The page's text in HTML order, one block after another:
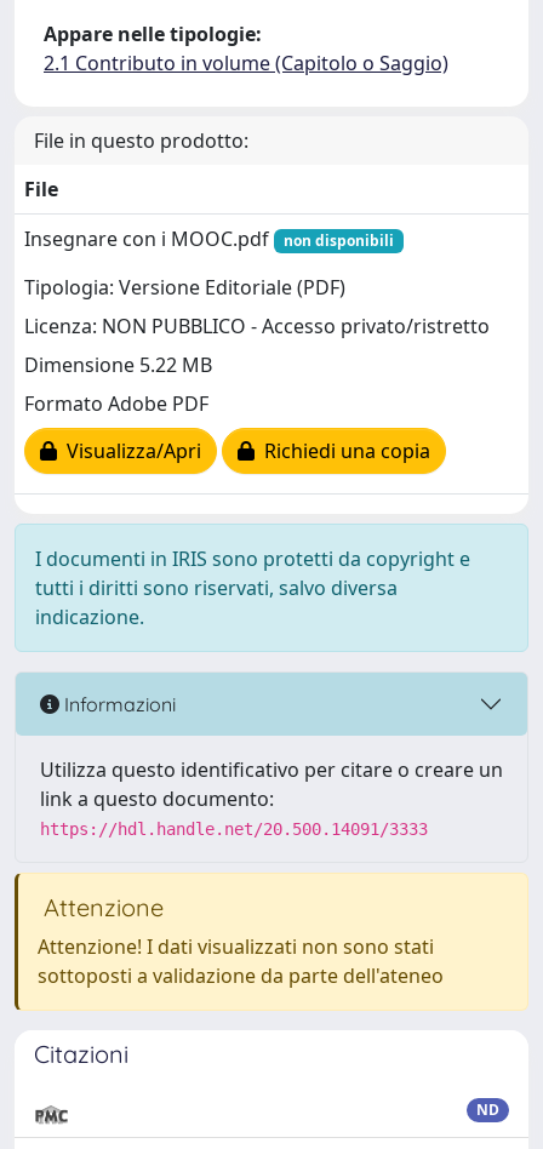
Appare nelle tipologie:
2.1 Contributo in volume (Capitolo o Saggio)
File in questo prodotto:
File
Insegnare con i MOOC.pdf
non disponibili
Tipologia: Versione Editoriale (PDF)
Licenza: NON PUBBLICO - Accesso privato/ristretto
Dimensione 5.22 MB
Formato Adobe PDF
Visualizza/Apri
Richiedi una copia
I documenti in IRIS sono protetti da copyright e
tutti i diritti sono riservati, salvo diversa
indicazione.
Informazioni
Utilizza questo identificativo per citare o creare un
link a questo documento:
https://hdl.handle.net/20.500.14091/3333
Attenzione
Attenzione! I dati visualizzati non sono stati
sottoposti a validazione da parte dell'ateneo
Citazioni
ND